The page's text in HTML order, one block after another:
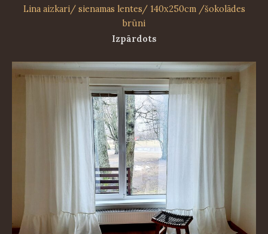
Lina aizkari/ sienamas lentes/ 140x250cm /šokolādes
brūni
Izpārdots